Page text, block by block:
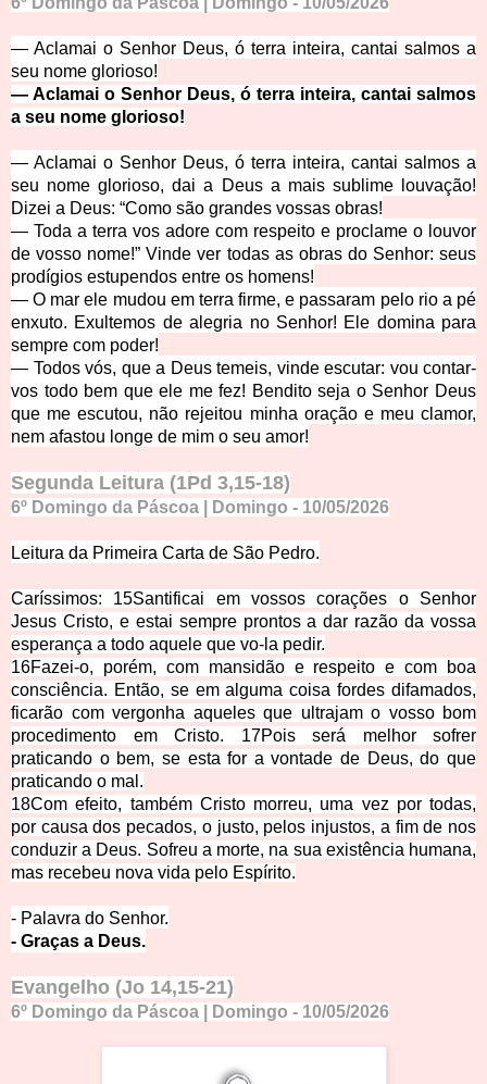
— Aclamai o Senhor Deus, ó terra inteira, cantai salmos a
seu nome glorioso!
— Aclamai o Senhor Deus, ó terra inteira, cantai salmos
a seu nome glorioso!
— Aclamai o Senhor Deus, ó terra inteira, cantai salmos a
seu nome glorioso, dai a Deus a mais sublime louvação!
Dizei a Deus: “Como são grandes vossas obras!
— Toda a terra vos adore com respeito e proclame o louvor
de vosso nome!” Vinde ver todas as obras do Senhor: seus
prodígios estupendos entre os homens!
— O mar ele mudou em terra firme, e passaram pelo rio a pé
enxuto. Exultemos de alegria no Senhor! Ele domina para
sempre com poder!
— Todos vós, que a Deus temeis, vinde escutar: vou contar-
vos todo bem que ele me fez! Bendito seja o Senhor Deus
que me escutou, não rejeitou minha oração e meu clamor,
nem afastou longe de mim o seu amor!
Segunda Leitura (1Pd 3,15-18)
6º Domingo da Páscoa | Domingo - 10/05/2026
Leitura da Primeira Carta de São Pedro.
Caríssimos: 15Santificai em vossos corações o Senhor
Jesus Cristo, e estai sempre prontos a dar razão da vossa
esperança a todo aquele que vo-la pedir.
16Fazei-o, porém, com mansidão e respeito e com boa
consciência. Então, se em alguma coisa fordes difamados,
ficarão com vergonha aqueles que ultrajam o vosso bom
procedimento em Cristo. 17Pois será melhor sofrer
praticando o bem, se esta for a vontade de Deus, do que
praticando o mal.
18Com efeito, também Cristo morreu, uma vez por todas,
por causa dos pecados, o justo, pelos injustos, a fim de nos
conduzir a Deus. Sofreu a morte, na sua existência humana,
mas recebeu nova vida pelo Espírito.
- Palavra do Senhor.
- Graças a Deus.
Evangelho (Jo 14,15-21)
6º Domingo da Páscoa | Domingo - 10/05/2026